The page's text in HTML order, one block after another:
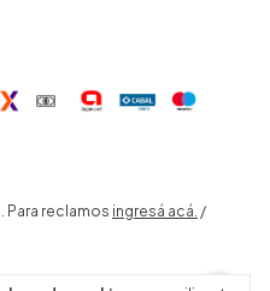
Para reclamos ingresá acá. /